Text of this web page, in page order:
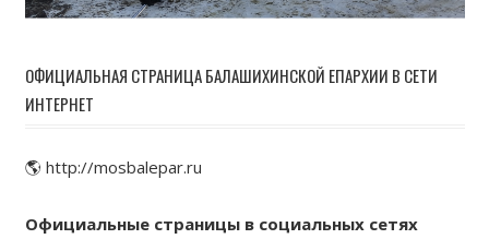
ОФИЦИАЛЬНАЯ СТРАНИЦА БАЛАШИХИНСКОЙ ЕПАРХИИ В СЕТИ
ИНТЕРНЕТ
🌎 http://mosbalepar.ru
Официальные страницы в социальных сетях